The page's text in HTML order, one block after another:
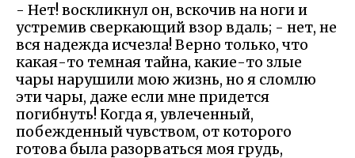
- Нет! воскликнул он, вскочив на ноги и
устремив сверкающий взор вдаль; - нет, не
вся надежда исчезла! Верно только, что
какая-то темная тайна, какие-то злые
чары нарушили мою жизнь, но я сломлю
эти чары, даже если мне придется
погибнуть! Когда я, увлеченный,
побежденный чувством, от которого
готова была разорваться моя грудь,